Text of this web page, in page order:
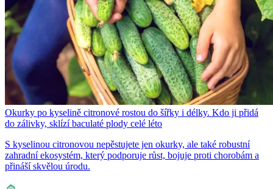
Okurky po kyselině citronové rostou do šířky i délky. Kdo ji přidá
do zálivky, sklízí baculaté plody celé léto
S kyselinou citronovou nepěstujete jen okurky, ale také robustní
zahradní ekosystém, který podporuje růst, bojuje proti chorobám a
přináší skvělou úrodu.